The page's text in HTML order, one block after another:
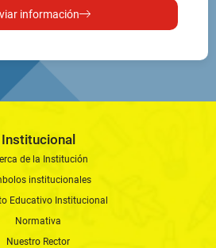
información
Institucional
de la Institución
institucionales
Educativo Institucional
Normativa
Nuestro Rector